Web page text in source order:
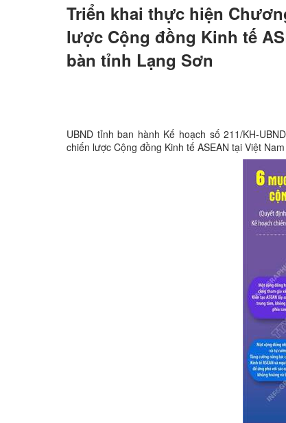
Triển khai thực hiện
lược Cộng đồng Kinh tế
bàn tỉnh Lạng Sơn
UBND tỉnh ban hành Kế hoạch số 211/KH-
chiến lược Cộng đồng Kinh tế ASEAN tại Việt